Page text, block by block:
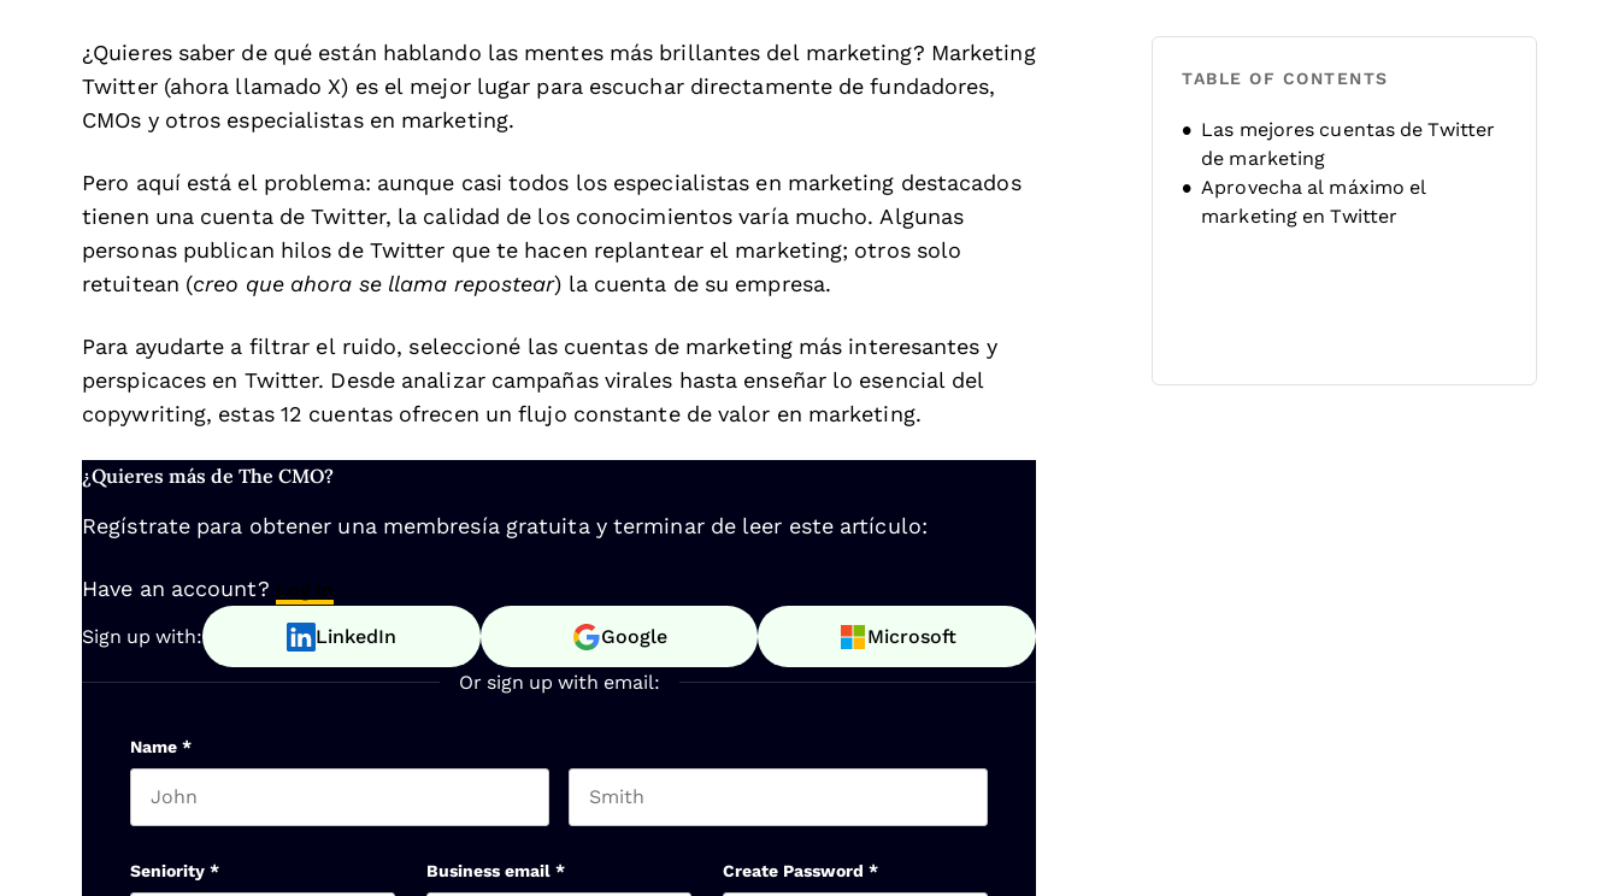
¿Quieres saber de qué están hablando las mentes más brillantes del marketing? Marketing
Twitter (ahora llamado X) es el mejor lugar para escuchar directamente de fundadores,
CMOs y otros especialistas en marketing.
Pero aquí está el problema: aunque casi todos los especialistas en marketing destacados
tienen una cuenta de Twitter, la calidad de los conocimientos varía mucho. Algunas
personas publican hilos de Twitter que te hacen replantear el marketing; otros solo
retuitean (creo que ahora se llama repostear) la cuenta de su empresa.
Para ayudarte a filtrar el ruido, seleccioné las cuentas de marketing más interesantes y
perspicaces en Twitter. Desde analizar campañas virales hasta enseñar lo esencial del
copywriting, estas 12 cuentas ofrecen un flujo constante de valor en marketing.
¿Quieres más de The CMO?
Regístrate para obtener una membresía gratuita y terminar de leer este artículo:
Have an account? Log In
Sign up with: LinkedIn Google Microsoft
Or sign up with email:
Name *
Seniority * Business email * Create Password *
TABLE OF CONTENTS
Las mejores cuentas de Twitter
de marketing
Aprovecha al máximo el
marketing en Twitter